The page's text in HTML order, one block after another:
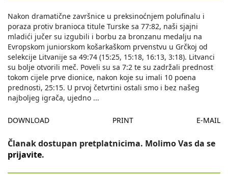
Nakon dramatične završnice u preksinoćnjem polufinalu i
poraza protiv branioca titule Turske sa 77:82, naši sjajni
mladići jučer su izgubili i borbu za bronzanu medalju na
Evropskom juniorskom košarkaškom prvenstvu u Grčkoj od
selekcije Litvanije sa 49:74 (15:25, 15:18, 16:13, 3:18). Litvanci
su bolje otvorili meč. Poveli su sa 7:2 te su zadržali prednost
tokom cijele prve dionice, nakon koje su imali 10 poena
prednosti, 25:15. U prvoj četvrtini ostali smo i bez našeg
najboljeg igrača, ujedno ...
DOWNLOAD PRINT E-MAIL
Članak dostupan pretplatnicima. Molimo Vas da se
prijavite.